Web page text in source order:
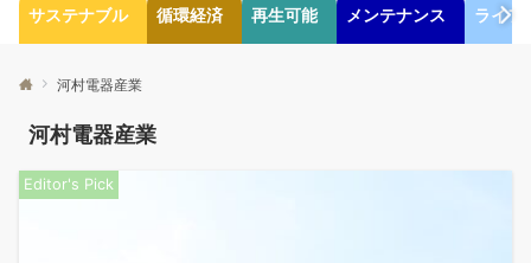
サステナブル 循環経済 再生可能 メンテナンス ライフ
河村電器産業
河村電器産業
Editor's Pick